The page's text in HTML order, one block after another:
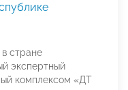
стране
экспертный
комплексом «ДТ